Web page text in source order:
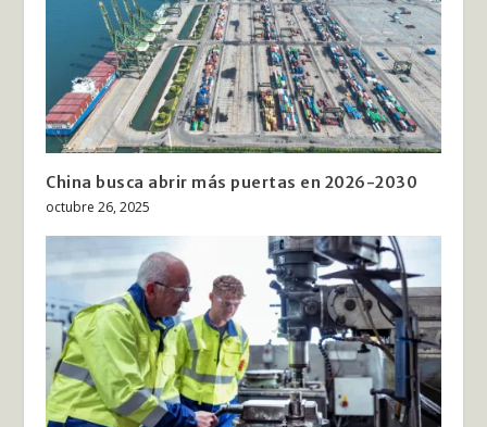
China busca abrir más puertas en 2026-2030
octubre 26, 2025